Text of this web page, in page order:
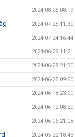
2024-08-05 08:19
2024-07-25 11:30
2024-07-24 16:44
2024-06-29 11:21
2024-06-28 21:30
2024-06-25 09:50
2024-06-18 23:00
2024-06-12 08:20
2024-06-06 21:08
2024-05-22 18:43